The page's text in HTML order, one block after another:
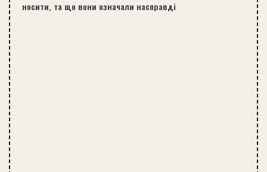
носити, та що вони означали насправді